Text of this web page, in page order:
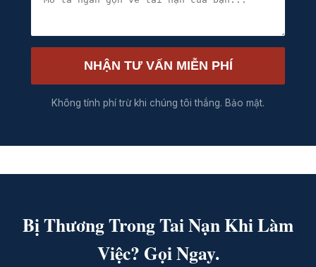
NHẬN TƯ VẤN MIỄN PHÍ
Không tính phí trừ khi chúng tôi thắng. Bảo mật.
Bị Thương Trong Tai Nạn Khi Làm
Việc? Gọi Ngay.